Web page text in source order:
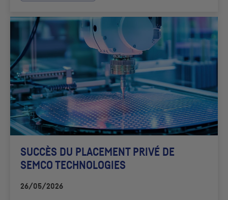
SUCCÈS DU PLACEMENT PRIVÉ DE
SEMCO TECHNOLOGIES
26/05/2026